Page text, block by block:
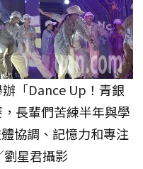
「Dance Up！青銀
長輩們苦練半年與學
協調、記憶力和專注
星君攝影